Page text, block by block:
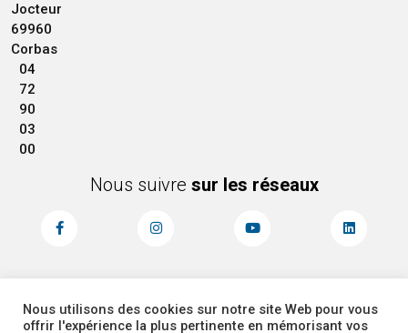
Jocteur
69960
Corbas
04
72
90
03
00
Nous suivre sur les réseaux
MENTIONS LÉGALES
ACCESSIBILITÉ
Nous utilisons des cookies sur notre site Web pour vous
offrir l'expérience la plus pertinente en mémorisant vos